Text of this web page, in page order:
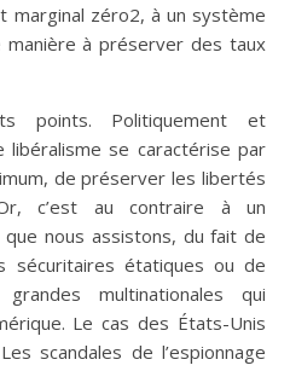
marginal zéro2, à un système
à préserver des taux
points. Politiquement et
libéralisme se caractérise par
de préserver les libertés
c’est au contraire à un
nous assistons, du fait de
sécuritaires étatiques ou de
multinationales qui
Le cas des États-Unis
scandales de l’espionnage